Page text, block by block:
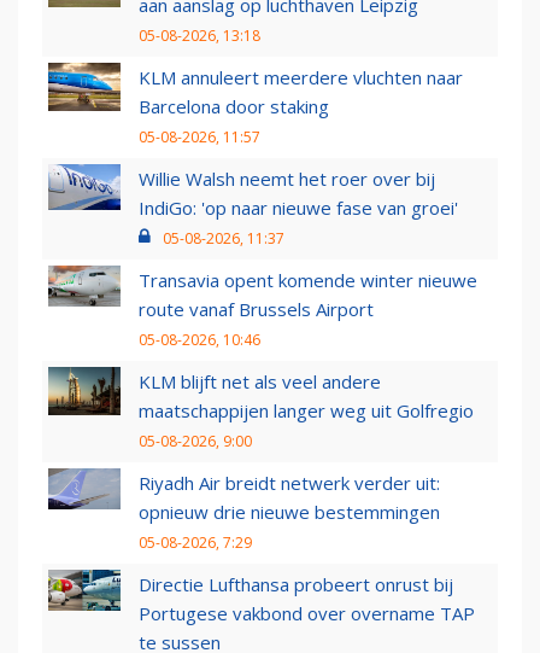
aan aanslag op luchthaven Leipzig
05-08-2026, 13:18
KLM annuleert meerdere vluchten naar
Barcelona door staking
05-08-2026, 11:57
Willie Walsh neemt het roer over bij
IndiGo: 'op naar nieuwe fase van groei'
05-08-2026, 11:37
Transavia opent komende winter nieuwe
route vanaf Brussels Airport
05-08-2026, 10:46
KLM blijft net als veel andere
maatschappijen langer weg uit Golfregio
05-08-2026, 9:00
Riyadh Air breidt netwerk verder uit:
opnieuw drie nieuwe bestemmingen
05-08-2026, 7:29
Directie Lufthansa probeert onrust bij
Portugese vakbond over overname TAP
te sussen